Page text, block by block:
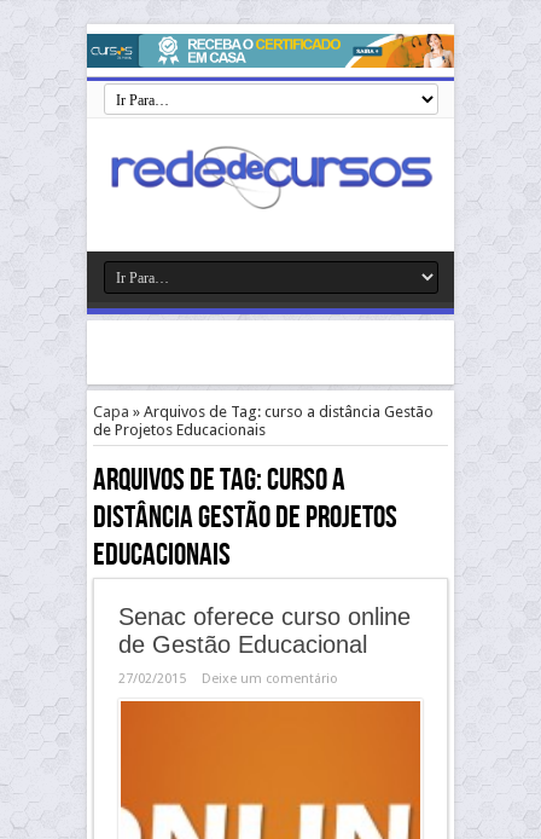
Capa » Arquivos de Tag: curso a distância Gestão
de Projetos Educacionais
Arquivos de Tag:curso a
distância Gestão de Projetos
Educacionais
Senac oferece curso online
de Gestão Educacional
27/02/2015 Deixe um comentário